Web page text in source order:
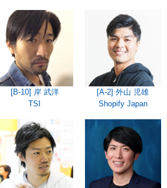
[B-10] 岸 武洋
TSI
[A-2] 外山 児雄
Shopify Japan